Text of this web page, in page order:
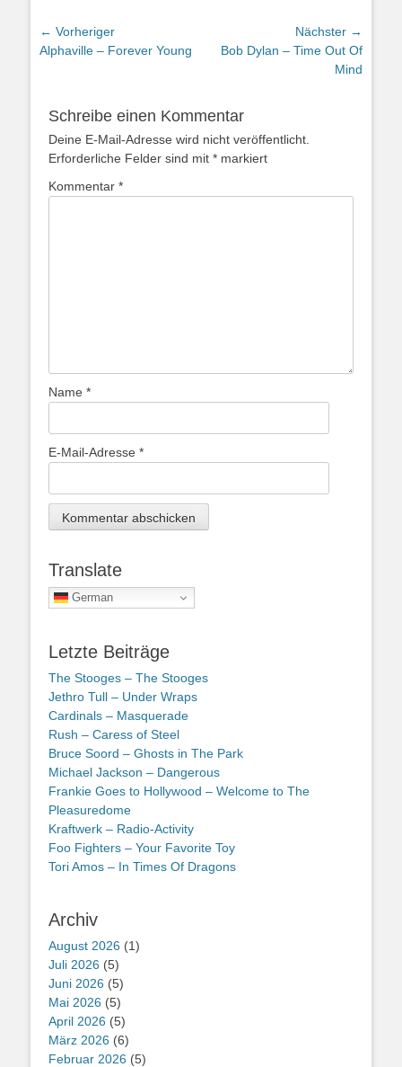
Beitragsnavigation
← Vorheriger
Vorheriger
Alphaville – Forever Young
Nächster →
Nächster
Bob Dylan – Time Out Of
Mind
Schreibe einen Kommentar
Deine E-Mail-Adresse wird nicht veröffentlicht.
Erforderliche Felder sind mit * markiert
Kommentar *
Name *
E-Mail-Adresse *
Translate
German
Letzte Beiträge
The Stooges – The Stooges
Jethro Tull – Under Wraps
Cardinals – Masquerade
Rush – Caress of Steel
Bruce Soord – Ghosts in The Park
Michael Jackson – Dangerous
Frankie Goes to Hollywood – Welcome to The
Pleasuredome
Kraftwerk – Radio-Activity
Foo Fighters – Your Favorite Toy
Tori Amos – In Times Of Dragons
Archiv
August 2026 (1)
Juli 2026 (5)
Juni 2026 (5)
Mai 2026 (5)
April 2026 (5)
März 2026 (6)
Februar 2026 (5)